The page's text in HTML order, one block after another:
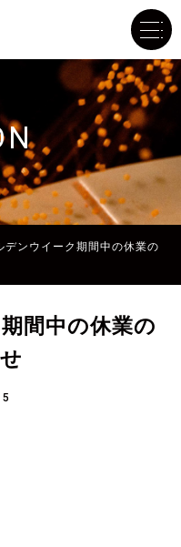
デンウイーク期間中の休業の
間中の休業の